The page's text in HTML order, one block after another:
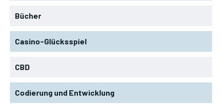
Bücher
Casino-Glücksspiel
CBD
Codierung und Entwicklung